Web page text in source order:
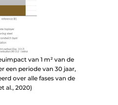
van 1 m² van de
een periode van 30 jaar,
over alle fases van de
al., 2020)